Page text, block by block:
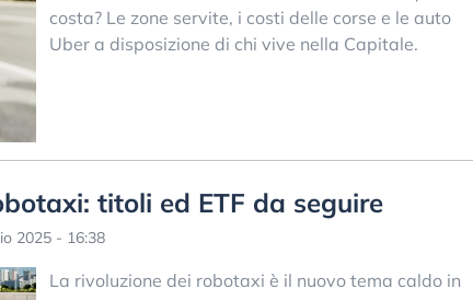
costa? Le zone servite, i costi delle corse e le auto
Uber a disposizione di chi vive nella Capitale.
titoli ed ETF da seguire
2025 - 16:38
La rivoluzione dei robotaxi è il nuovo tema caldo in